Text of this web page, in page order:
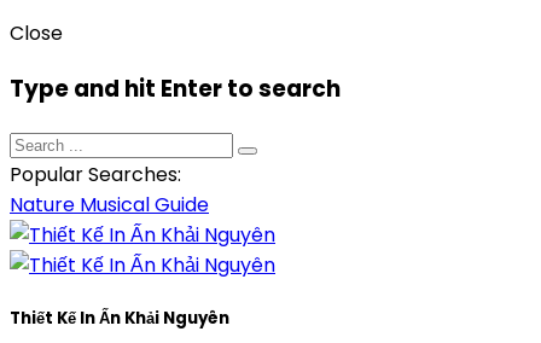
Close
Type and hit Enter to search
Popular Searches:
Nature MusicalGuide
Thiết Kế In Ấn Khải Nguyên